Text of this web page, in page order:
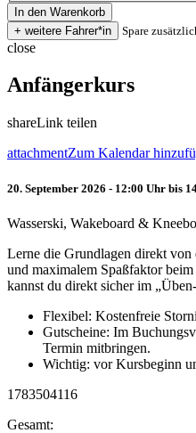
Spare
close
Anfängerkurs
shareLink teilen
attachmentZum Kalendar
20. September 2026 - 12:00 Uhr bis
Wasserski, Wakeboard &
Lerne die Grundlagen direkt
und maximalem Spaßfaktor
kannst du direkt sicher im
Flexibel: Kostenfreie
Gutscheine: Im
Termin mitbringen.
Wichtig: vor Kursbeginn
1783504116
Gesamt: